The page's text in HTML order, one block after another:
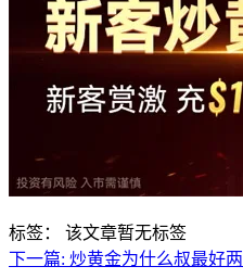
标签：
该文章暂无标签
下一篇: 炒黄金为什么叔最好